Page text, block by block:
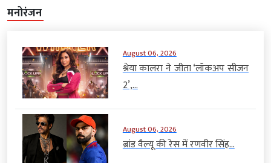
मनोरंजन
August 06, 2026
श्रेया कालरा ने जीता ‘लॉकअप सीजन
2’,...
August 06, 2026
ब्रांड वैल्यू की रेस में रणवीर सिंह...